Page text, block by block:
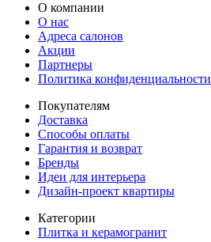
О компании
О нас
Адреса салонов
Акции
Партнеры
Политика конфиденциальности
Покупателям
Доставка
Способы оплаты
Гарантия и возврат
Бренды
Идеи для интерьера
Дизайн-проект квартиры
Категории
Плитка и керамогранит